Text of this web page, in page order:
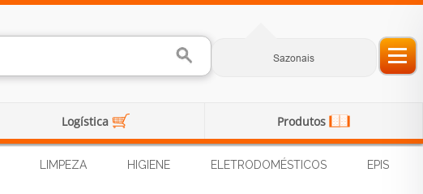
Sazonais
Logística Produtos
LIMPEZA HIGIENE ELETRODOMÉSTICOS
EPIS